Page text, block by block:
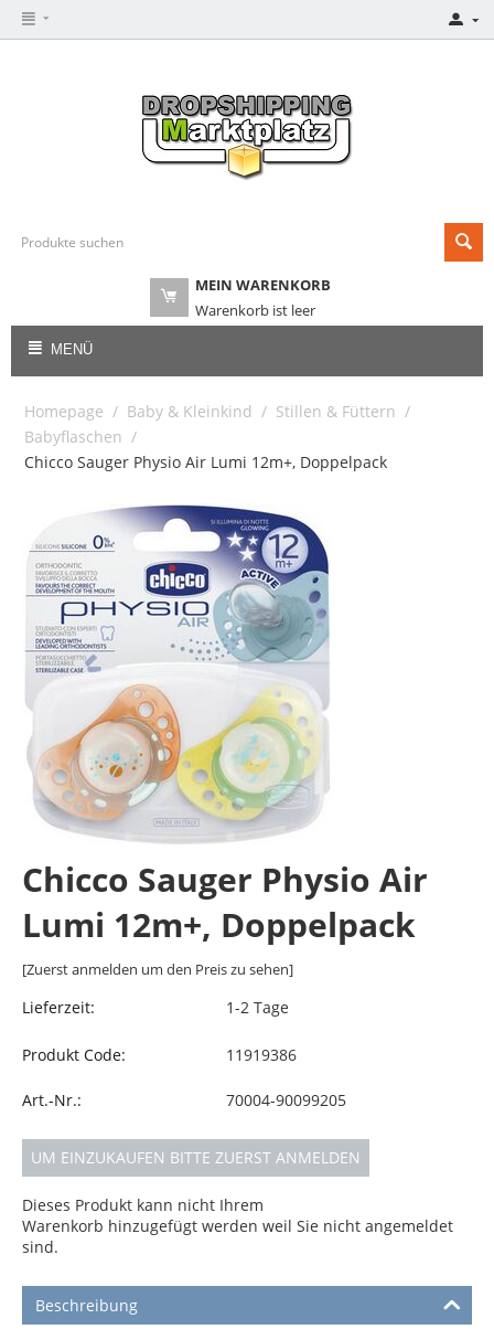
MEIN WARENKORB
Warenkorb ist leer
MENÜ
Homepage / Baby & Kleinkind / Stillen & Füttern /
Babyflaschen /
Chicco Sauger Physio Air Lumi 12m+, Doppelpack
Chicco Sauger Physio Air
Lumi 12m+, Doppelpack
[Zuerst anmelden um den Preis zu sehen]
Lieferzeit: 1-2 Tage
Produkt Code: 11919386
Art.-Nr.: 70004-90099205
UM EINZUKAUFEN BITTE ZUERST ANMELDEN
Dieses Produkt kann nicht Ihrem
Warenkorb hinzugefügt werden weil Sie nicht angemeldet
sind.
Beschreibung